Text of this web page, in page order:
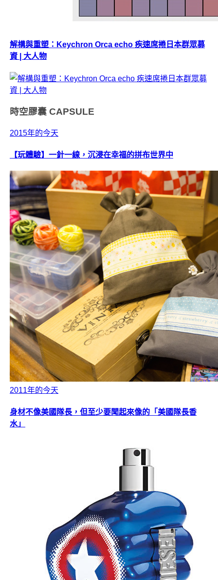
解構與重塑：Keychron Orca echo 疾速席捲日本群眾募
資 | 大人物
時空膠囊 CAPSULE
2015年的今天
【玩體驗】一針一線，沉浸在幸福的拼布世界中
2011年的今天
身材不像美國隊長，但至少要聞起來像的「美國隊長香
水」